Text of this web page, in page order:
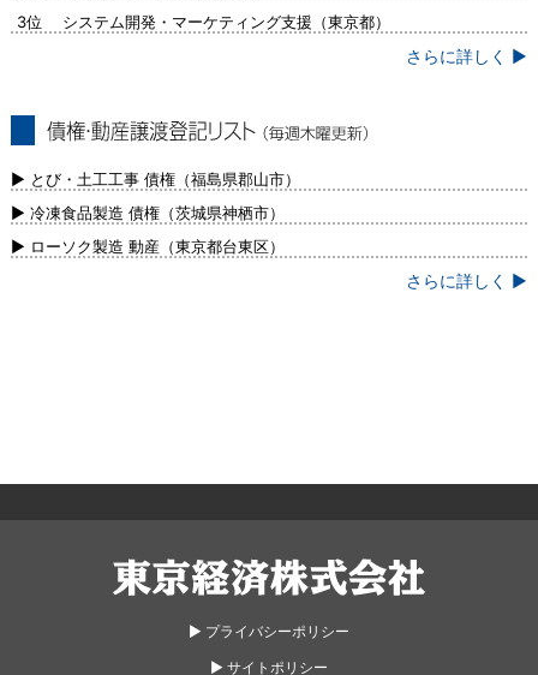
3位 システム開発・マーケティング支援（東京都）
さらに詳しく ▶
新）
▶ とび・土工工事 債権（福島県郡山市）
▶ 冷凍食品製造 債権（茨城県神栖市）
▶ ローソク製造 動産（東京都台東区）
さらに詳しく ▶
▶︎ プライバシーポリシー
▶︎ サイトポリシー